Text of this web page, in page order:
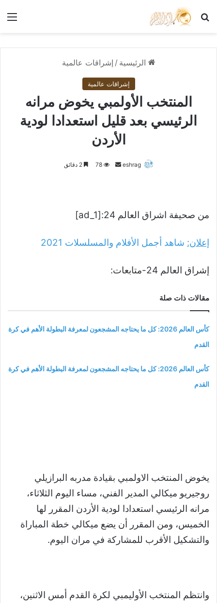
بحث عن
الرئيسية / إشراقات عالمية
إشراقات عالمية
المنتخب الأولمبي يخوض مرانه
الرئيسي بعد قليل استعدادا لودية
الأردن
eshrag
أرسل78 2 دقائق
من صحيفة اشراق العالم 24:[ad_1]
إعلان: شاهد أجمل الأفلام والمسلسلات 2021
إشراق العالم 24-متابعات:
مقالات ذات صلة
كأس العالم 2026: كل ما يحتاجه المشجعون لمعرفة البطولة الأهم في كرة
القدم
كأس العالم 2026: كل ما يحتاجه المشجعون لمعرفة البطولة الأهم في كرة
القدم
يخوض المنتخب الاولمبي بقيادة مدربه البرازيلي
روجيريو ميكالي المدير الفني، مساء اليوم الثلاثاء،
مرانه الرئيسي استعدادا لودية الأردن المقرر لها
الخميس، ومن المقرر أن يضع ميكالي خطة المباراة
والتشكيل الأقرب للمشاركة في مران اليوم.
وانتظم المنتخب الأوليمبي لكرة القدم أمس الاثنين،